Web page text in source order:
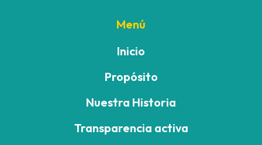
Menú
Inicio
Propósito
Nuestra Historia
Transparencia activa